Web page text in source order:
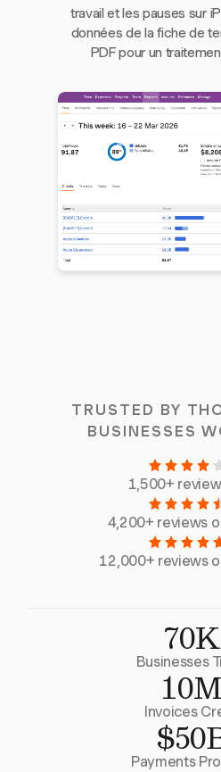
travail et les pauses sur
données de la fiche de
PDF pour un
TRUSTED BY
BUSINESSES
1,500+
4,200+ reviews
12,000+ reviews
Businesses
Invoices
Payments